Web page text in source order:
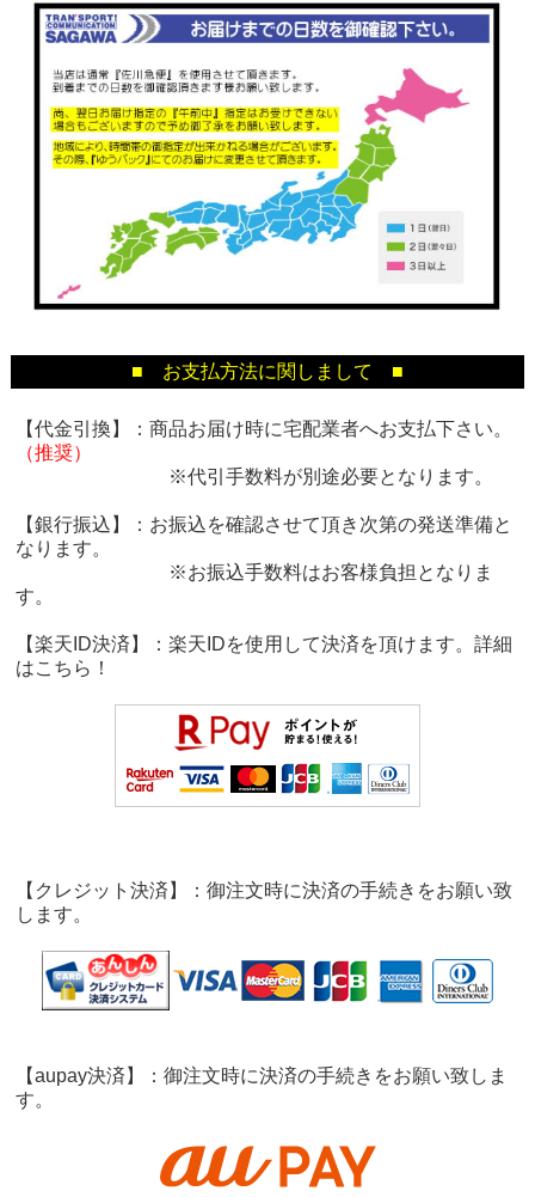
■ お支払方法に関しまして ■
【代金引換】：商品お届け時に宅配業者へお支払下さい。
（推奨）
※代引手数料が別途必要となります。
【銀行振込】：お振込を確認させて頂き次第の発送準備と
なります。
※お振込手数料はお客様負担となりま
す。
【楽天ID決済】：楽天IDを使用して決済を頂けます。詳細
はこちら！
【クレジット決済】：御注文時に決済の手続きをお願い致
します。
【aupay決済】：御注文時に決済の手続きをお願い致しま
す。